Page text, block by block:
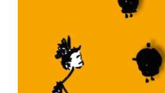
AJOUTER AU PANIER